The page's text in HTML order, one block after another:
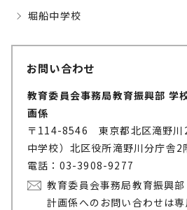
堀船中学校
お問い合わせ
教育委員会事務局教育振興部 学
画係
〒114-8546 東京都北区滝野川
中学校）北区役所滝野川分庁舎2
電話：03-3908-9277
教育委員会事務局教育振興
計画係へのお問い合わせは